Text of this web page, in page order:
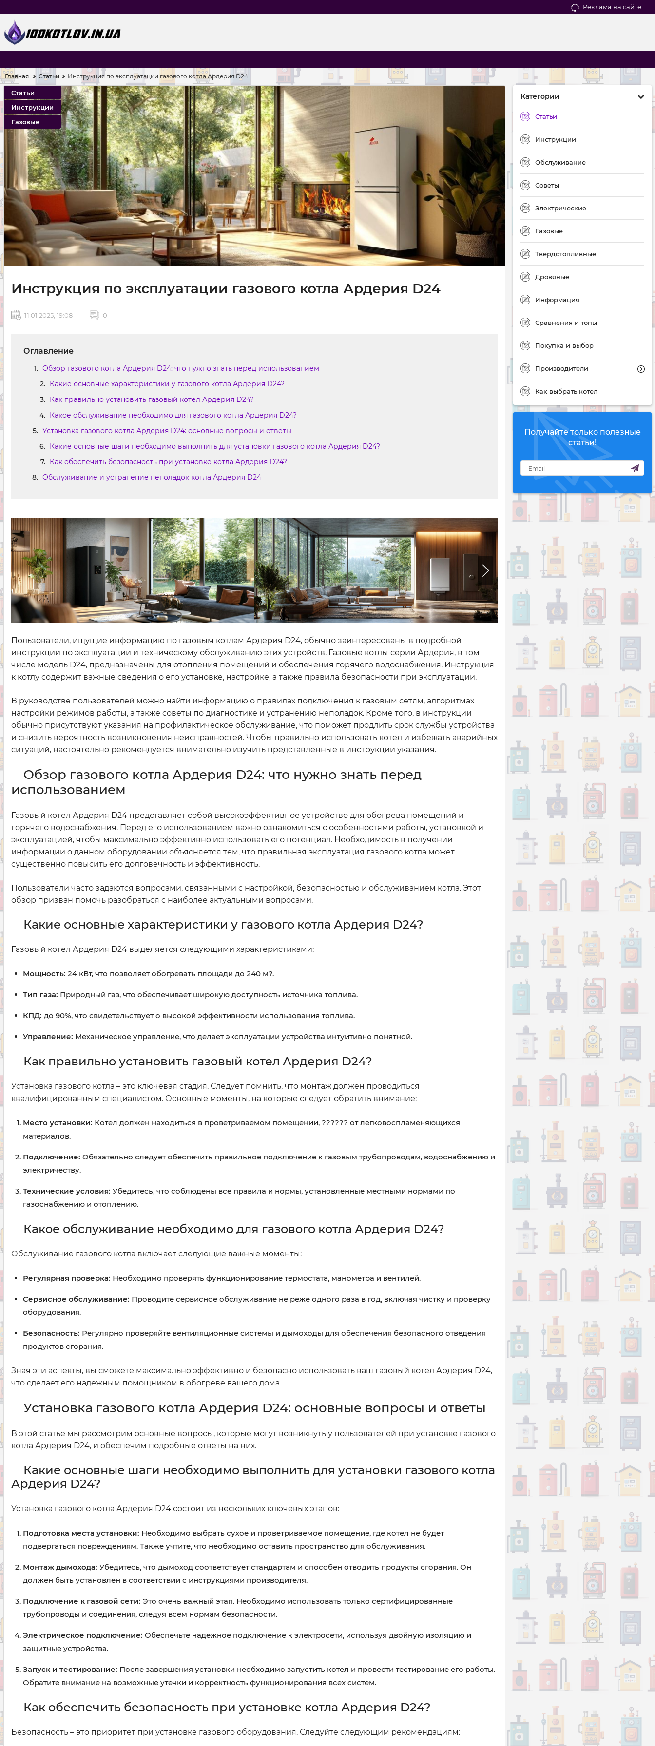
Реклама на сайте
Главная Статьи Инструкция по эксплуатации газового котла Ардерия D24
Категории
Статьи
Инструкции
Обслуживание
Советы
Электрические
Газовые
Твердотопливные
Дровяные
Информация
Сравнения и топы
Покупка и выбор
Производители
Как выбрать котел
Получайте только полезные
статьи!
Статьи
Инструкции
Газовые
Инструкция по эксплуатации газового котла Ардерия D24
11 01 2025, 19:08 0
Оглавление
Обзор газового котла Ардерия D24: что нужно знать перед использованием
Какие основные характеристики у газового котла Ардерия D24?
Как правильно установить газовый котел Ардерия D24?
Какое обслуживание необходимо для газового котла Ардерия D24?
Установка газового котла Ардерия D24: основные вопросы и ответы
Какие основные шаги необходимо выполнить для установки газового котла Ардерия D24?
Как обеспечить безопасность при установке котла Ардерия D24?
Обслуживание и устранение неполадок котла Ардерия D24
Пользователи, ищущие информацию по газовым котлам Ардерия D24, обычно заинтересованы в подробной
инструкции по эксплуатации и техническому обслуживанию этих устройств. Газовые котлы серии Ардерия, в том
числе модель D24, предназначены для отопления помещений и обеспечения горячего водоснабжения. Инструкция
к котлу содержит важные сведения о его установке, настройке, а также правила безопасности при эксплуатации.
В руководстве пользователей можно найти информацию о правилах подключения к газовым сетям, алгоритмах
настройки режимов работы, а также советы по диагностике и устранению неполадок. Кроме того, в инструкции
обычно присутствуют указания на профилактическое обслуживание, что поможет продлить срок службы устройства
и снизить вероятность возникновения неисправностей. Чтобы правильно использовать котел и избежать аварийных
ситуаций, настоятельно рекомендуется внимательно изучить представленные в инструкции указания.
Обзор газового котла Ардерия D24: что нужно знать перед
использованием
Газовый котел Ардерия D24 представляет собой высокоэффективное устройство для обогрева помещений и
горячего водоснабжения. Перед его использованием важно ознакомиться с особенностями работы, установкой и
эксплуатацией, чтобы максимально эффективно использовать его потенциал. Необходимость в получении
информации о данном оборудовании объясняется тем, что правильная эксплуатация газового котла может
существенно повысить его долговечность и эффективность.
Пользователи часто задаются вопросами, связанными с настройкой, безопасностью и обслуживанием котла. Этот
обзор призван помочь разобраться с наиболее актуальными вопросами.
Какие основные характеристики у газового котла Ардерия D24?
Газовый котел Ардерия D24 выделяется следующими характеристиками:
Мощность: 24 кВт, что позволяет обогревать площади до 240 м?.
Тип газа: Природный газ, что обеспечивает широкую доступность источника топлива.
КПД: до 90%, что свидетельствует о высокой эффективности использования топлива.
Управление: Механическое управление, что делает эксплуатации устройства интуитивно понятной.
Как правильно установить газовый котел Ардерия D24?
Установка газового котла – это ключевая стадия. Следует помнить, что монтаж должен проводиться
квалифицированным специалистом. Основные моменты, на которые следует обратить внимание:
Место установки: Котел должен находиться в проветриваемом помещении, ?????? от легковоспламеняющихся
материалов.
Подключение: Обязательно следует обеспечить правильное подключение к газовым трубопроводам, водоснабжению и
электричеству.
Технические условия: Убедитесь, что соблюдены все правила и нормы, установленные местными нормами по
газоснабжению и отоплению.
Какое обслуживание необходимо для газового котла Ардерия D24?
Обслуживание газового котла включает следующие важные моменты:
Регулярная проверка: Необходимо проверять функционирование термостата, манометра и вентилей.
Сервисное обслуживание: Проводите сервисное обслуживание не реже одного раза в год, включая чистку и проверку
оборудования.
Безопасность: Регулярно проверяйте вентиляционные системы и дымоходы для обеспечения безопасного отведения
продуктов сгорания.
Зная эти аспекты, вы сможете максимально эффективно и безопасно использовать ваш газовый котел Ардерия D24,
что сделает его надежным помощником в обогреве вашего дома.
Установка газового котла Ардерия D24: основные вопросы и ответы
В этой статье мы рассмотрим основные вопросы, которые могут возникнуть у пользователей при установке газового
котла Ардерия D24, и обеспечим подробные ответы на них.
Какие основные шаги необходимо выполнить для установки газового котла
Ардерия D24?
Установка газового котла Ардерия D24 состоит из нескольких ключевых этапов:
Подготовка места установки: Необходимо выбрать сухое и проветриваемое помещение, где котел не будет
подвергаться повреждениям. Также учтите, что необходимо оставить пространство для обслуживания.
Монтаж дымохода: Убедитесь, что дымоход соответствует стандартам и способен отводить продукты сгорания. Он
должен быть установлен в соответствии с инструкциями производителя.
Подключение к газовой сети: Это очень важный этап. Необходимо использовать только сертифицированные
трубопроводы и соединения, следуя всем нормам безопасности.
Электрическое подключение: Обеспечьте надежное подключение к электросети, используя двойную изоляцию и
защитные устройства.
Запуск и тестирование: После завершения установки необходимо запустить котел и провести тестирование его работы.
Обратите внимание на возможные утечки и корректность функционирования всех систем.
Как обеспечить безопасность при установке котла Ардерия D24?
Безопасность – это приоритет при установке газового оборудования. Следуйте следующим рекомендациям: